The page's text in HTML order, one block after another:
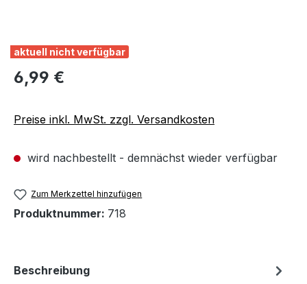
aktuell nicht verfügbar
Regulärer Preis:
6,99 €
Preise inkl. MwSt. zzgl. Versandkosten
wird nachbestellt - demnächst wieder verfügbar
Zum Merkzettel hinzufügen
Produktnummer: 718
Beschreibung